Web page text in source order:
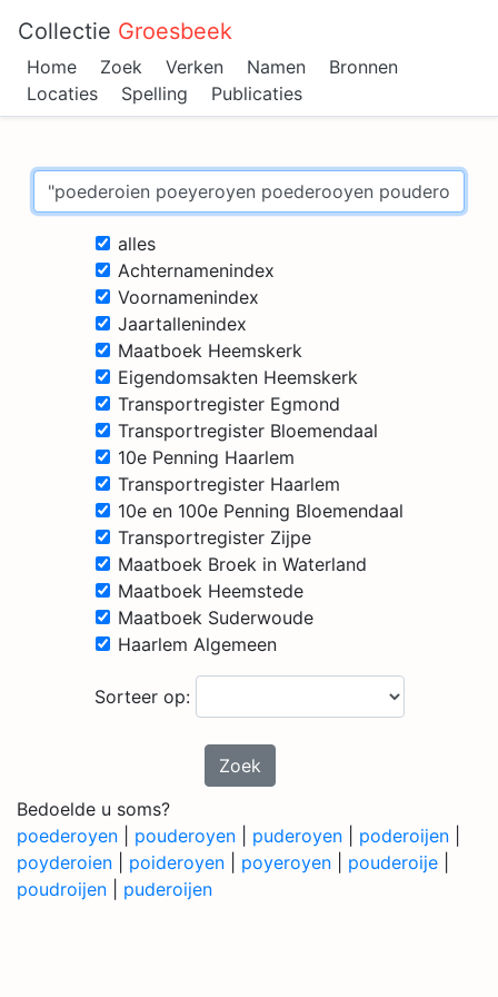
Collectie Groesbeek
Home Zoek Verken Namen
Bronnen
Locaties
Spelling Publicaties
alles
Achternamenindex
Voornamenindex
Jaartallenindex
Maatboek Heemskerk
Eigendomsakten Heemskerk
Transportregister Egmond
Transportregister Bloemendaal
10e Penning Haarlem
Transportregister Haarlem
10e en 100e Penning Bloemendaal
Transportregister Zijpe
Maatboek Broek in Waterland
Maatboek Heemstede
Maatboek Suderwoude
Haarlem Algemeen
Sorteer op:
Zoek
Bedoelde u soms?
poederoyen
pouderoyen puderoyen poderoijen
poyderoien
poideroyen poyeroyen pouderoije
poudroijen
puderoijen